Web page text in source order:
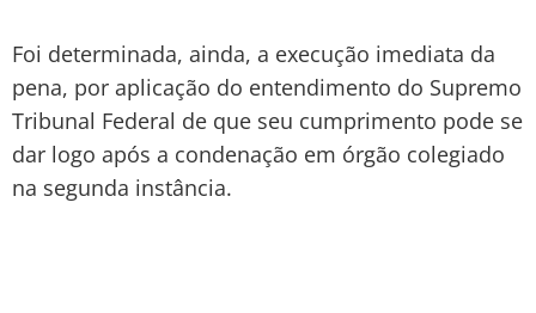
Foi determinada, ainda, a execução imediata da
pena, por aplicação do entendimento do Supremo
Tribunal Federal de que seu cumprimento pode se
dar logo após a condenação em órgão colegiado
na segunda instância.